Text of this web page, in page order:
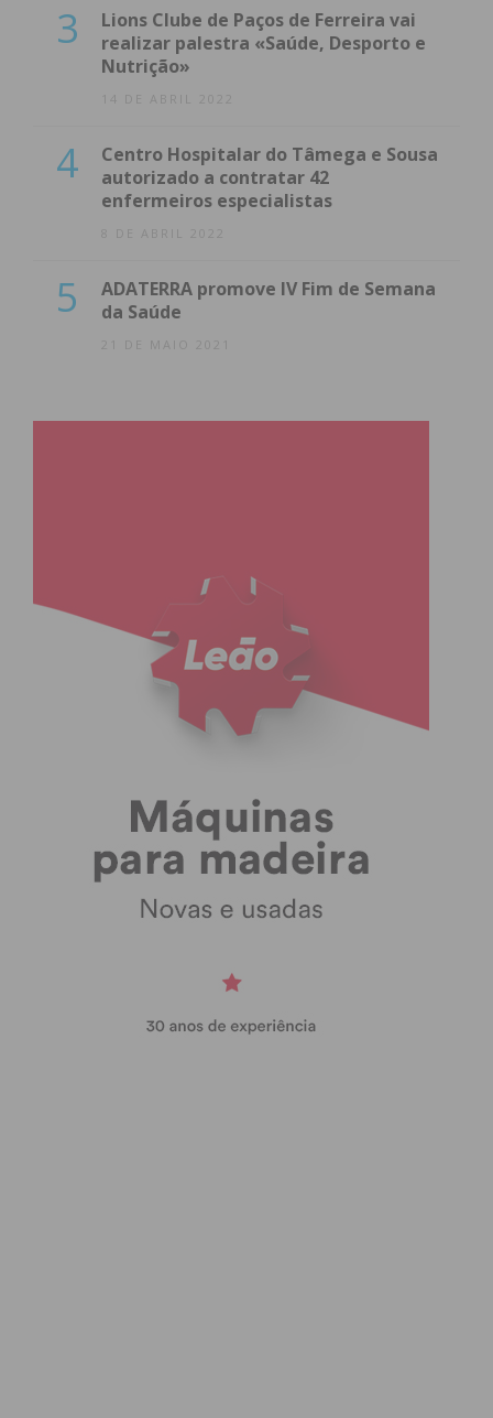
3
Lions Clube de Paços de Ferreira vai
realizar palestra «Saúde, Desporto e
Nutrição»
14 DE ABRIL 2022
4
Centro Hospitalar do Tâmega e Sousa
autorizado a contratar 42
enfermeiros especialistas
8 DE ABRIL 2022
5
ADATERRA promove IV Fim de Semana
da Saúde
21 DE MAIO 2021